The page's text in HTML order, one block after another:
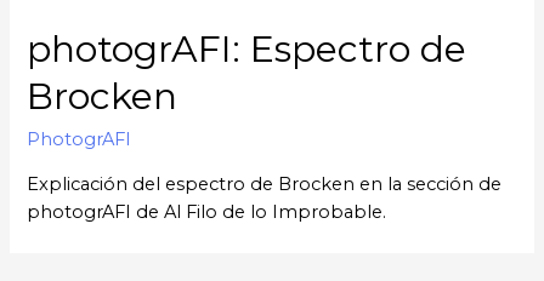
photogrAFI: Espectro de
Brocken
PhotogrAFI
Explicación del espectro de Brocken en la sección de
photogrAFI de Al Filo de lo Improbable.